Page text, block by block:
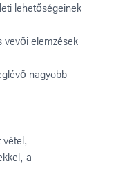
lehetőségeinek
vevői elemzések
nagyobb
vétel,
a